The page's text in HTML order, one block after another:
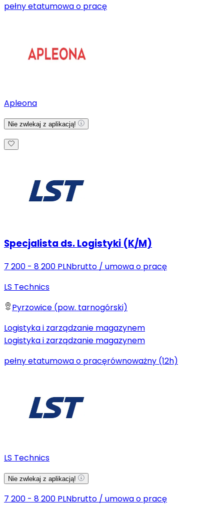
pełny etatumowa o pracę
Apleona
Nie zwlekaj z aplikacją!
Specjalista ds. Logistyki (K/M)
7 200 - 8 200 PLNbrutto / umowa o pracę
LS Technics
Pyrzowice (pow. tarnogórski)
Logistyka i zarządzanie magazynem
Logistyka i zarządzanie magazynem
pełny etatumowa o pracęrównoważny (12h)
LS Technics
Nie zwlekaj z aplikacją!
7 200 - 8 200 PLNbrutto / umowa o pracę